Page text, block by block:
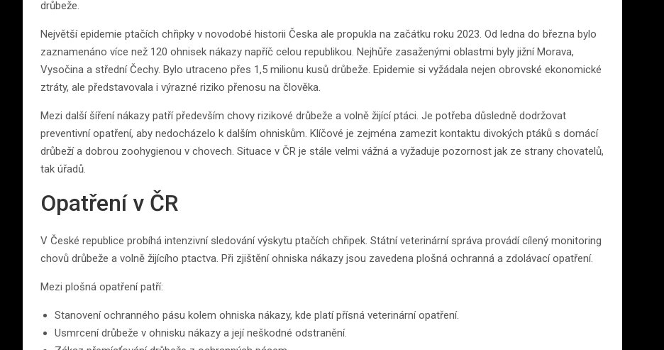
drůbeže.
Největší epidemie ptačích chřipky v novodobé historii Česka ale propukla na začátku roku 2023. Od ledna do března bylo
zaznamenáno více než 120 ohnisek nákazy napříč celou republikou. Nejhůře zasaženými oblastmi byly jižní Morava,
Vysočina a střední Čechy. Bylo utraceno přes 1,5 milionu kusů drůbeže. Epidemie si vyžádala nejen obrovské ekonomické
ztráty, ale představovala i výrazné riziko přenosu na člověka.
Mezi další šíření nákazy patří především chovy rizikové drůbeže a volně žijící ptáci. Je potřeba důsledně dodržovat
preventivní opatření, aby nedocházelo k dalším ohniskům. Klíčové je zejména zamezit kontaktu divokých ptáků s domácí
drůbeží a dobrou zoohygienou v chovech. Situace v ČR je stále velmi vážná a vyžaduje pozornost jak ze strany chovatelů,
tak úřadů.
Opatření v ČR
V České republice probíhá intenzivní sledování výskytu ptačích chřipek. Státní veterinární správa provádí cílený monitoring
chovů drůbeže a volně žijícího ptactva. Při zjištění ohniska nákazy jsou zavedena plošná ochranná a zdolávací opatření.
Mezi plošná opatření patří:
Stanovení ochranného pásu kolem ohniska nákazy, kde platí přísná veterinární opatření.
Usmrcení drůbeže v ohnisku nákazy a její neškodné odstranění.